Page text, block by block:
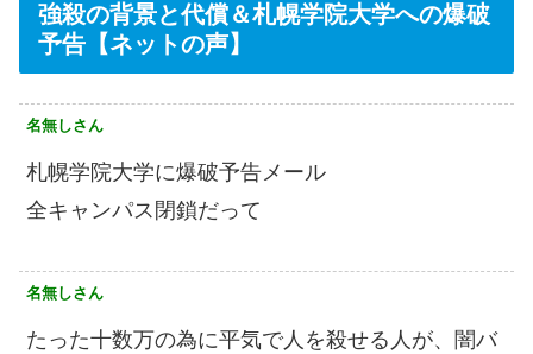
強殺の背景と代償＆札幌学院大学への爆破
予告【ネットの声】
名無しさん
札幌学院大学に爆破予告メール
全キャンパス閉鎖だって
名無しさん
たった十数万の為に平気で人を殺せる人が、闇バ